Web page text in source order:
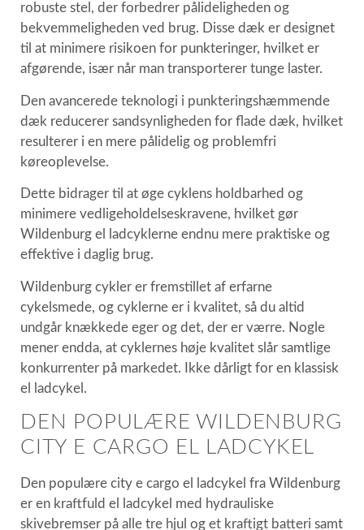
robuste stel, der forbedrer pålideligheden og
bekvemmeligheden ved brug. Disse dæk er designet
til at minimere risikoen for punkteringer, hvilket er
afgørende, især når man transporterer tunge laster.
Den avancerede teknologi i punkteringshæmmende
dæk reducerer sandsynligheden for flade dæk, hvilket
resulterer i en mere pålidelig og problemfri
køreoplevelse.
Dette bidrager til at øge cyklens holdbarhed og
minimere vedligeholdelseskravene, hvilket gør
Wildenburg el ladcyklerne endnu mere praktiske og
effektive i daglig brug.
Wildenburg cykler er fremstillet af erfarne
cykelsmede, og cyklerne er i kvalitet, så du altid
undgår knækkede eger og det, der er værre. Nogle
mener endda, at cyklernes høje kvalitet slår samtlige
konkurrenter på markedet. Ikke dårligt for en klassisk
el ladcykel.
DEN POPULÆRE WILDENBURG
CITY E CARGO EL LADCYKEL
Den populære city e cargo el ladcykel fra Wildenburg
er en kraftfuld el ladcykel med hydrauliske
skivebremser på alle tre hjul og et kraftigt batteri samt